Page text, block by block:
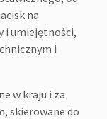
na
i umiejętności,
i
w kraju i za
skierowane do